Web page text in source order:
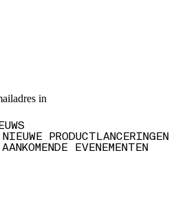
in
PRODUCTLANCERINGEN
EVENEMENTEN